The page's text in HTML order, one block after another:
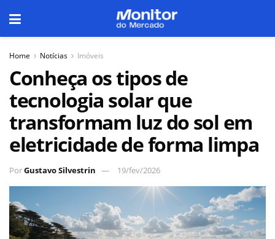
Home Notícias Imóveis
Conheça os tipos de
tecnologia solar que
transformam luz do sol em
eletricidade de forma limpa
PorGustavo Silvestrin 19/fev/2026